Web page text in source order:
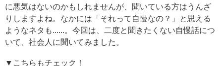
に悪気はないのかもしれませんが、聞いている方はうんざ
りしますよね。なかには「それって自慢なの？」と思える
ようなネタも......。今回は、二度と聞きたくない自慢話につ
いて、社会人に聞いてみました。
▼こちらもチェック！